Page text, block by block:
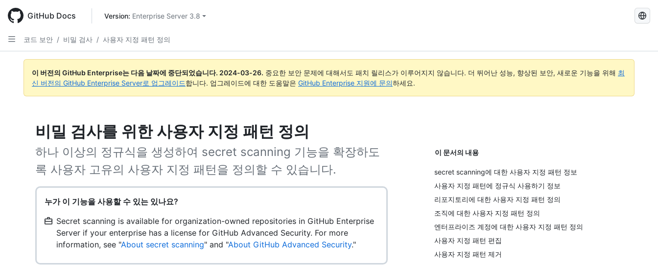
main
content
GitHub Docs Version: Enterprise Server 3.8
GitHub
색
코드 보안 / 비밀 검사 / 사용자 지정 패턴 정의
이 버전의 GitHub Enterprise는 다음 날짜에 중단되었습니다. 2024-03-26. 중요한 보안 문제에 대해서도 패치 릴리스가 이루어지지 않습니다. 더 뛰어난 성능, 향상된 보안, 새로운 기능을 위해 최
신 버전의 GitHub Enterprise Server로 업그레이드합니다. 업그레이드에 대한 도움말은 GitHub Enterprise 지원에 문의하세요.
비밀 검사를 위한 사용자 지정 패턴 정의
하나 이상의 정규식을 생성하여 secret scanning 기능을 확장하도
록 사용자 고유의 사용자 지정 패턴을 정의할 수 있습니다.
누가 이 기능을 사용할 수 있는 있나요?
Secret scanning is available for organization-owned repositories in GitHub Enterprise
Server if your enterprise has a license for GitHub Advanced Security. For more
information, see "About secret scanning" and "About GitHub Advanced Security."
이 문서의 내용
secret scanning에 대한 사용자 지정 패턴 정보
사용자 지정 패턴에 정규식 사용하기 정보
리포지토리에 대한 사용자 지정 패턴 정의
조직에 대한 사용자 지정 패턴 정의
엔터프라이즈 계정에 대한 사용자 지정 패턴 정의
사용자 지정 패턴 편집
사용자 지정 패턴 제거